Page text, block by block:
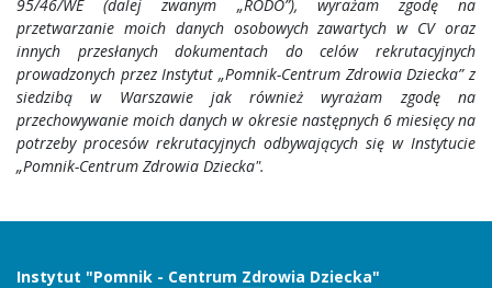
95/46/WE (dalej zwanym „RODO”), wyrażam zgodę na
przetwarzanie moich danych osobowych zawartych w CV oraz
innych przesłanych dokumentach do celów rekrutacyjnych
prowadzonych przez Instytut „Pomnik-Centrum Zdrowia Dziecka” z
siedzibą w Warszawie jak również wyrażam zgodę na
przechowywanie moich danych w okresie następnych 6 miesięcy na
potrzeby procesów rekrutacyjnych odbywających się w Instytucie
„Pomnik-Centrum Zdrowia Dziecka".
Instytut "Pomnik - Centrum Zdrowia Dziecka"